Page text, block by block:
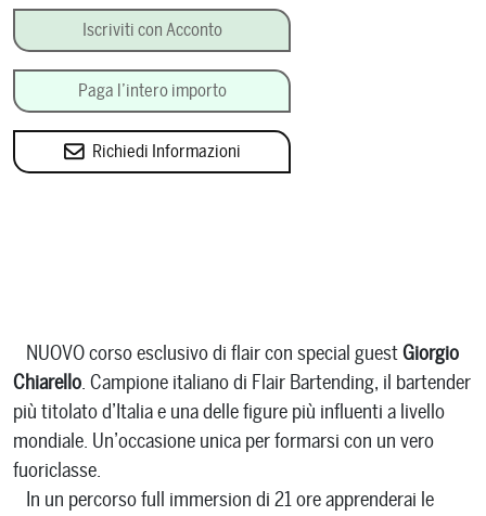
Iscriviti con Acconto
Paga l’intero importo
Richiedi Informazioni
NUOVO corso esclusivo di flair con special guestGiorgio
Chiarello . Campione italiano di Flair Bartending, il bartender
più titolato d’Italia e una delle figure più influenti a livello
mondiale. Un’occasione unica per formarsi con un vero
fuoriclasse.
In un percorso full immersion di 21 ore apprenderai le